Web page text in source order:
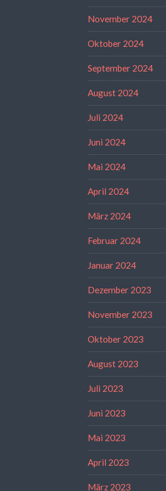
November 2024
Oktober 2024
September 2024
August 2024
Juli 2024
Juni 2024
Mai 2024
April 2024
März 2024
Februar 2024
Januar 2024
Dezember 2023
November 2023
Oktober 2023
August 2023
Juli 2023
Juni 2023
Mai 2023
April 2023
März 2023